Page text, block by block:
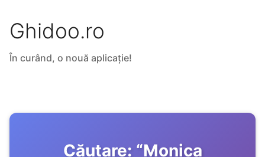
Ghidoo.ro
În curând, o nouă aplicație!
Căutare: “Monica